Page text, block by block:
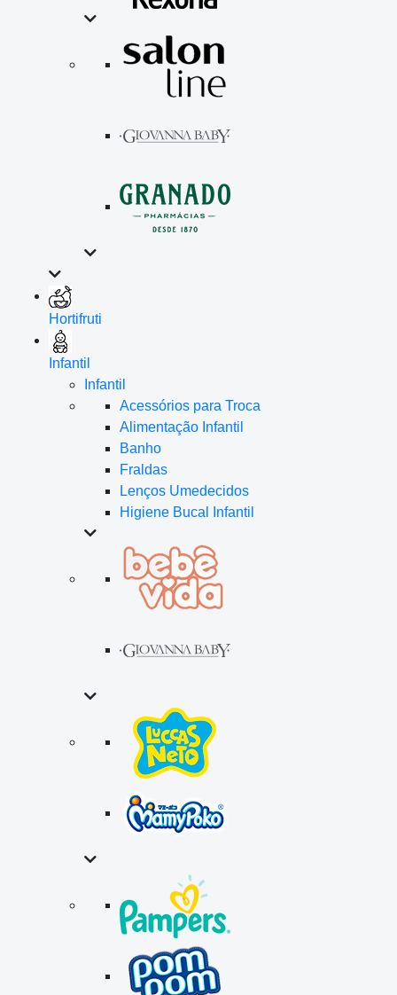
Hortifruti
Infantil
Infantil
Acessórios para Troca
Alimentação Infantil
Banho
Fraldas
Lenços Umedecidos
Higiene Bucal Infantil